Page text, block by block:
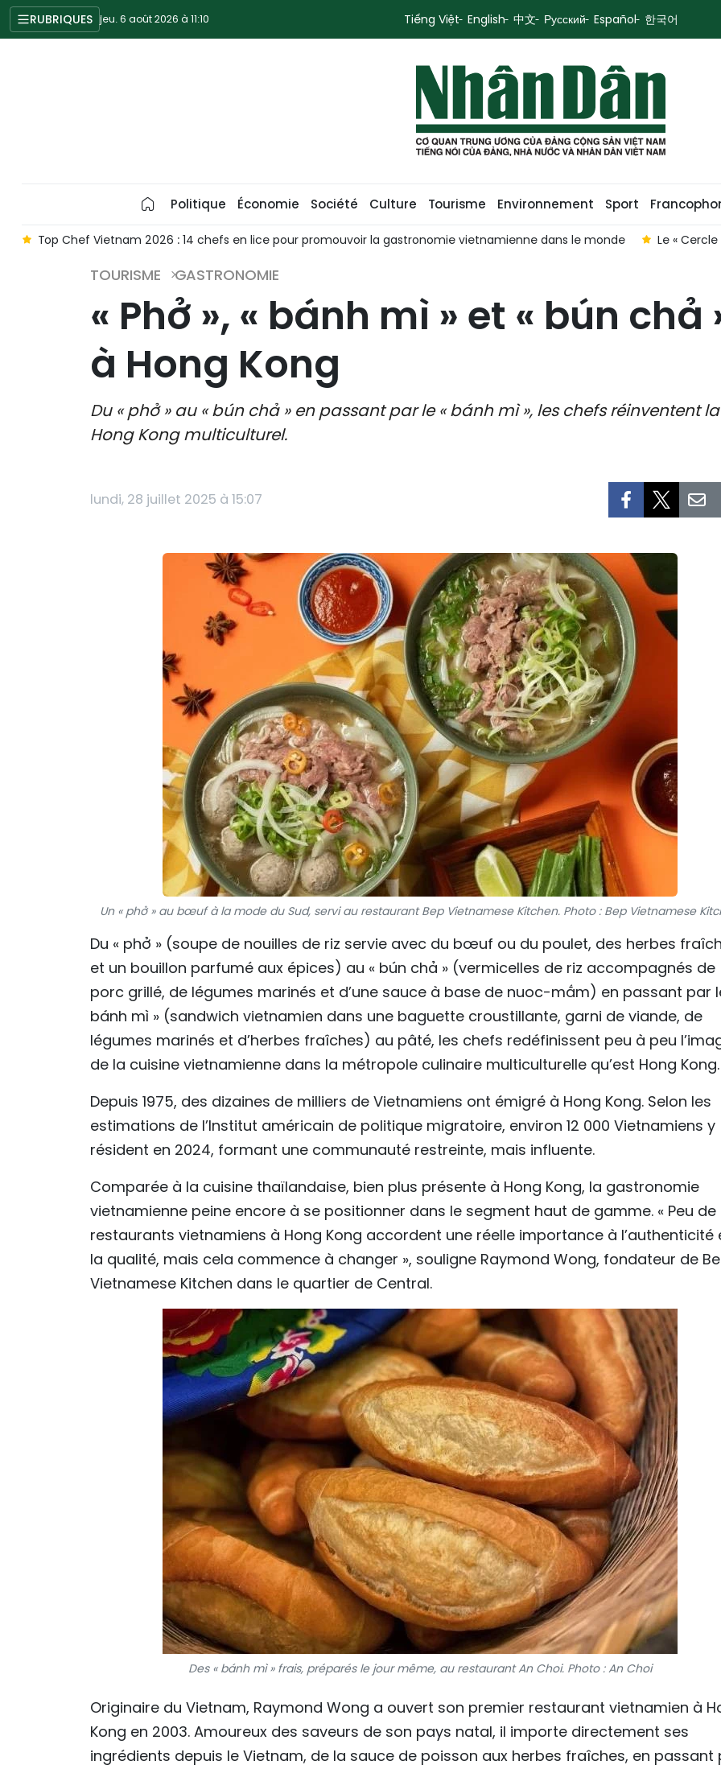
RUBRIQUES jeu. 6 août 2026 à 11:10 Tiếng Việt English 中文 Русский Español 한국어
Politique Économie Société Culture Tourisme Environnement Sport
dans le monde Le « Cercle de l’amitié » rapprochent les enfants Vietnam-Laos-Cambodge La
TOURISME GASTRONOMIE
« Phở », « bánh mì » et « bún chả
à Hong Kong
Du « phở » au « bún chả » en passant par le « bánh mì », les chefs réinventent
Hong Kong multiculturel.
lundi, 28 juillet 2025 à 15:07
Un « phở » au bœuf à la mode du Sud, servi au restaurant Bep Vietnamese Kitchen. Photo : Bep Vietnamese
Du « phở » (soupe de nouilles de riz servie avec du bœuf ou du poulet, des herbes
et un bouillon parfumé aux épices) au « bún chả » (vermicelles de riz accompagnés de
porc grillé, de légumes marinés et d’une sauce à base de nuoc-mắm) en passant par
bánh mì » (sandwich vietnamien dans une baguette croustillante, garni de viande, de
légumes marinés et d’herbes fraîches) au pâté, les chefs redéfinissent peu à peu
de la cuisine vietnamienne dans la métropole culinaire multiculturelle qu’est Hong Kong.
Depuis 1975, des dizaines de milliers de Vietnamiens ont émigré à Hong Kong. Selon les
estimations de l’Institut américain de politique migratoire, environ 12 000 Vietnamiens y
résident en 2024, formant une communauté restreinte, mais influente.
Comparée à la cuisine thaïlandaise, bien plus présente à Hong Kong, la gastronomie
vietnamienne peine encore à se positionner dans le segment haut de gamme. « Peu de
restaurants vietnamiens à Hong Kong accordent une réelle importance à l’authenticité
la qualité, mais cela commence à changer », souligne Raymond Wong, fondateur de
Vietnamese Kitchen dans le quartier de Central.
Des « bánh mì » frais, préparés le jour même, au restaurant An Choi. Photo : An Choi
Originaire du Vietnam, Raymond Wong a ouvert son premier restaurant vietnamien à
Kong en 2003. Amoureux des saveurs de son pays natal, il importe directement ses
ingrédients depuis le Vietnam, de la sauce de poisson aux herbes fraîches, en passant